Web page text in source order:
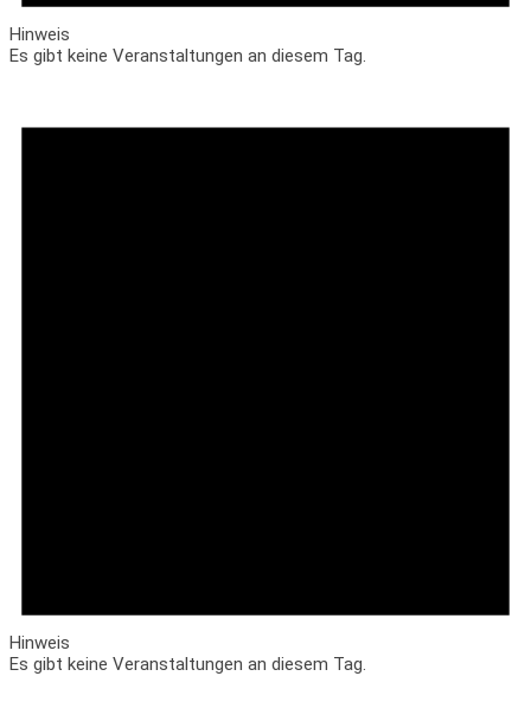
Hinweis
Es gibt keine Veranstaltungen an diesem Tag.
Hinweis
Es gibt keine Veranstaltungen an diesem Tag.